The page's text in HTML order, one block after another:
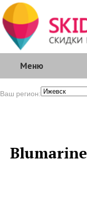
Меню
Ваш регион:
Blumarine